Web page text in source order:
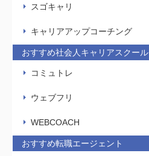
スゴキャリ
キャリアアップコーチング
おすすめ社会人キャリアスクール
コミュトレ
ウェブフリ
WEBCOACH
おすすめ転職エージェント